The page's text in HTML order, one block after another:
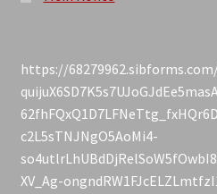
https://
c2L5sTNJNgO5AoMi4-
XV_Ag-